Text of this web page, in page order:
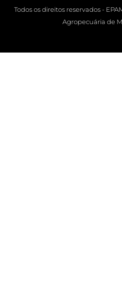
Todos os direitos reservados -
Agropecuária de